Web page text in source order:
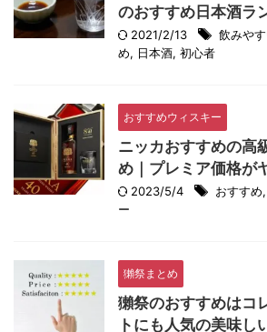
のおすすめ日本酒ラ
2021/2/13 飲みや
め, 日本酒, 初心者
おすすめウィスキー
ニッカおすすめの高
め｜プレミア価格が
2023/5/4 おすすめ,
ー
獺祭まとめ
獺祭のおすすめはコ
トにも人気の美味し